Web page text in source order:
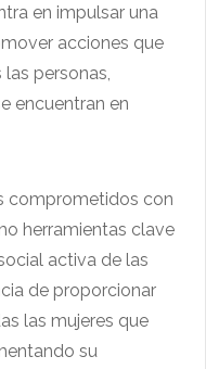
en impulsar una
acciones que
personas,
encuentran en
comprometidos con
herramientas clave
activa de las
de proporcionar
las mujeres que
su